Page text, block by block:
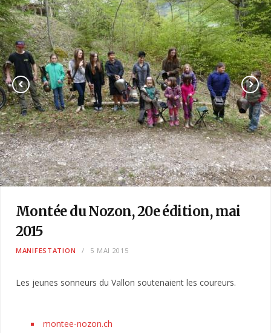
o
o
k
g
r
a
m
Montée du Nozon, 20e édition, mai
2015
MANIFESTATION 5 MAI 2015
Les jeunes sonneurs du Vallon soutenaient les coureurs.
montee-nozon.ch